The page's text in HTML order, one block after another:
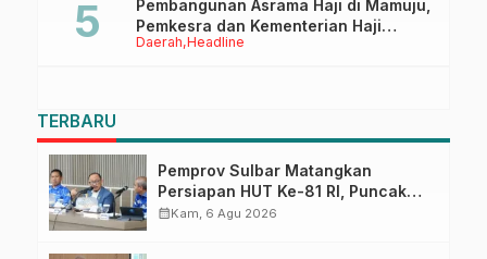
Daerah Headline
Pembangunan Asrama Haji di Mamuju,
Pemkesra dan Kementerian Haji
Sulbar Tinjau Lokasi
TERBARU
Pemprov Sulbar Matangkan
Persiapan HUT Ke-81 RI, Puncak
Upacara di Lapangan Ahmad
calendar_monthKam, 6 Agu 2026